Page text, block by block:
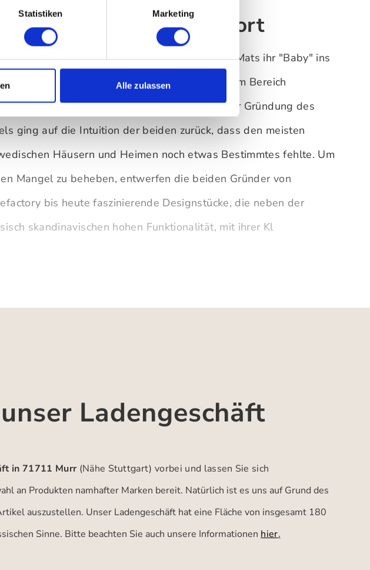
Statistiken Marketing
Alle zulassen
Zuhause als Zufluchtsort
die Gründer von Storefactory Madeleine und Mats ihr "Baby" ins
riefen, sammelten sie langjährige Erfahrung im Bereich
und auch im Handel. Der Impuls zur Gründung des
ging auf die Intuition der beiden zurück, dass den meisten
Häusern und Heimen noch etwas Bestimmtes fehlte. Um
Mangel zu beheben, entwerfen die beiden Gründer von
bis heute faszinierende Designstücke, die neben der
skandinavischen hohen Funktionalität, mit ihrer Kl
Ladengeschäft
in 71711 Murr (Nähe Stuttgart) vorbei und lassen Sie sich
an Produkten namhafter Marken bereit. Natürlich ist es uns auf Grund des
auszustellen. Unser Ladengeschäft hat eine Fläche von insgesamt 180
Sinne. Bitte beachten Sie auch unsere Informationen hier.